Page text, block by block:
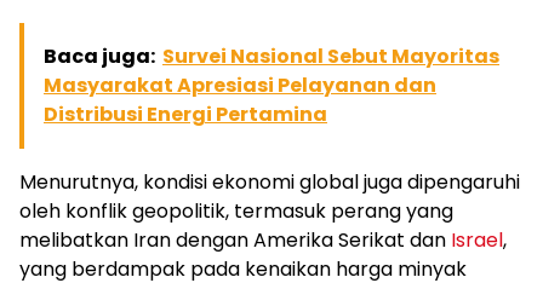
Baca juga: Survei Nasional Sebut Mayoritas
Masyarakat Apresiasi Pelayanan dan
Distribusi Energi Pertamina
Menurutnya, kondisi ekonomi global juga dipengaruhi
oleh konflik geopolitik, termasuk perang yang
melibatkan Iran dengan Amerika Serikat dan Israel,
yang berdampak pada kenaikan harga minyak